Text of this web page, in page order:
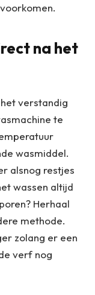
na het
verstandig
te
wasmiddel.
alsnog restjes
wassen altijd
Herhaal
methode.
zolang er een
verf nog